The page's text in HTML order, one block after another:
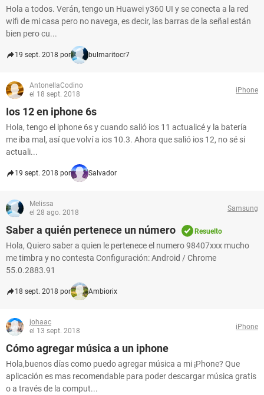
Hola a todos. Verán, tengo un Huawei y360 UI y se conecta a la red
wifi de mi casa pero no navega, es decir, las barras de la señal están
bien pero cu...
19 sept. 2018 por bulmaritocr7
AntonellaCodino
el 18 sept. 2018
iPhone
Ios 12 en iphone 6s
Hola, tengo el iphone 6s y cuando salió ios 11 actualicé y la batería
me iba mal, así que volví a ios 10.3. Ahora que salió ios 12, no sé si
actuali...
19 sept. 2018 por Salvador
Melissa
el 28 ago. 2018
Samsung
Saber a quién pertenece un número Resuelto
Hola, Quiero saber a quien le pertenece el numero 98407xxx mucho
me timbra y no contesta Configuración: Android / Chrome
55.0.2883.91
18 sept. 2018 por Ambiorix
johaac
el 13 sept. 2018
iPhone
Cómo agregar música a un iphone
Hola,buenos días como puedo agregar música a mi ¡Phone? Que
aplicación es mas recomendable para poder descargar música gratis
o a través de la comput...